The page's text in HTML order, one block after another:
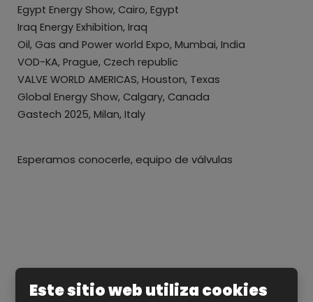
Egypt Energy Show, Cairo, Egypt
Iraq Energy Exhibition, Iraq
Oil, Gas and Power world Expo, Mumbai, India
VOD-KA, Prague, Czech republic
VALVE WORLD AMERICAS, Houston, Texas
Global Energy Show, Calgary, Canada
Gastech 2025, Milan, Italy
Esperamos conocerle, equipo de válvulas
Este sitio web utiliza cookies